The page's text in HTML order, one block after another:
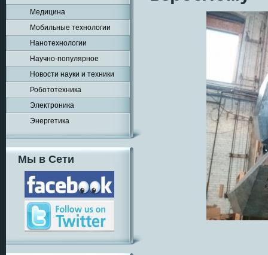
Медицина
Мобильные технологии
Нанотехнологии
Научно-популярное
Новости науки и техники
Робототехника
Электроника
Энергетика
Мы в Сети